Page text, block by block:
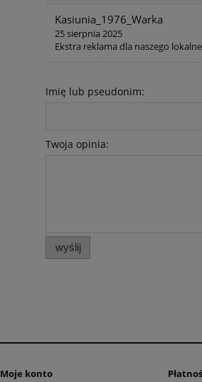
Kasiunia_1976_Warka
25 sierpnia 2025
Ekstra reklama dla naszego
Imię lub pseudonim:
Twoja opinia:
wyślij
Moje konto